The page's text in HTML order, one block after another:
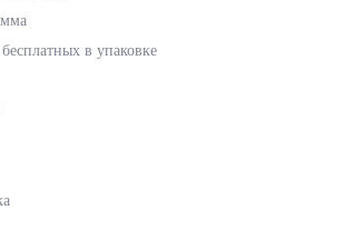
в упаковке